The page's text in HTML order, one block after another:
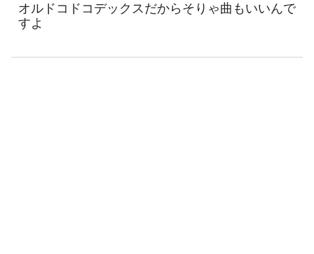
オルドコドコデックスだからそりゃ曲もいいんで
すよ